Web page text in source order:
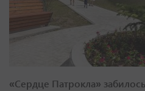
«Сердце Патрокла»